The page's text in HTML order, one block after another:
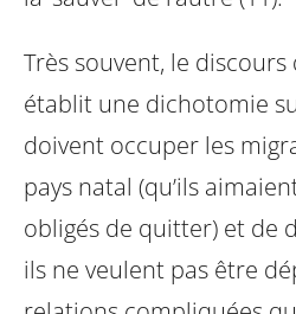
Très souvent, le
établit une dichotomie
doivent occuper les
pays natal (qu’ils
obligés de quitter) et de
ils ne veulent pas être